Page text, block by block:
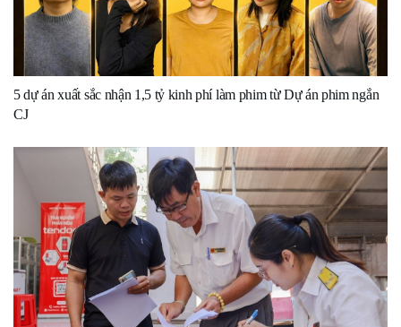
5 dự án xuất sắc nhận 1,5 tỷ kinh phí làm phim từ Dự án phim ngắn
CJ